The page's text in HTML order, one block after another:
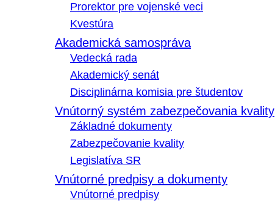
Prorektor pre vojenské veci
Kvestúra
Akademická samospráva
Vedecká rada
Akademický senát
Disciplinárna komisia pre študentov
Vnútorný systém zabezpečovania kvality
Základné dokumenty
Zabezpečovanie kvality
Legislatíva SR
Vnútorné predpisy a dokumenty
Vnútorné predpisy